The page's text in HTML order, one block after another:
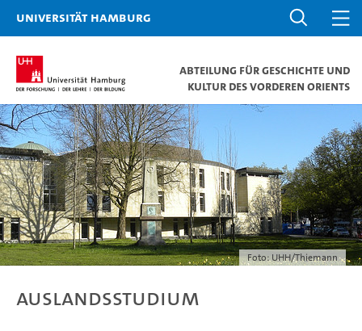
Universität Hamburg
Abteilung für Geschichte und
Kultur des Vorderen Orients
Foto: UHH/Thiemann
Auslandsstudium